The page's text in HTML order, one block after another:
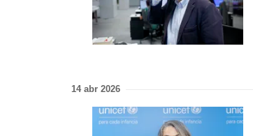
14 abr 2026